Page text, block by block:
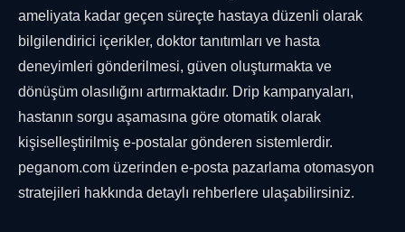
ameliyata kadar geçen süreçte hastaya düzenli olarak
bilgilendirici içerikler, doktor tanıtımları ve hasta
deneyimleri gönderilmesi, güven oluşturmakta ve
dönüşüm olasılığını artırmaktadır. Drip kampanyaları,
hastanın sorgu aşamasına göre otomatik olarak
kişiselleştirilmiş e-postalar gönderen sistemlerdir.
peganom.com üzerinden e-posta pazarlama otomasyon
stratejileri hakkında detaylı rehberlere ulaşabilirsiniz.